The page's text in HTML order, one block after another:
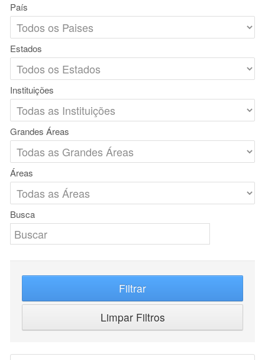
País
Estados
Instituições
Grandes Áreas
Áreas
Busca
Filtrar
Limpar Filtros